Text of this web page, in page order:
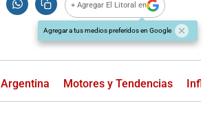
+ Agregar El Litoral en
Agregar a tus medios preferidos en Google
Argentina Motores y Tendencias